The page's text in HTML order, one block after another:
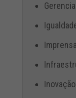
Imprensa
Inovação